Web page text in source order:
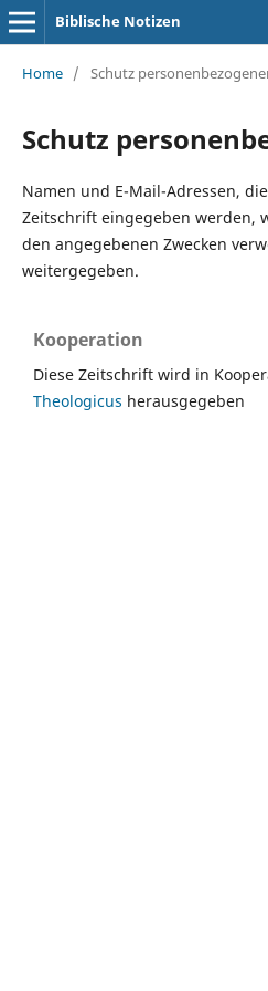
Biblische Notizen
Home / Schutz
Schutz
Namen und E-Mail-Adressen,
Zeitschrift eingegeben werden,
den angegebenen Zwecken
weitergegeben.
Kooperation
Diese Zeitschrift wird in
Theologicus herausgegeben